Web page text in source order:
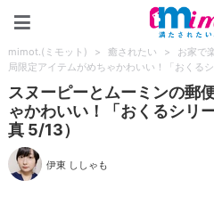
mimot.(ミモット) > 癒されたい > お家で
局限定アイテムがめちゃかわいい！「おくる
スヌーピーとムーミンの郵
ゃかわいい！「おくるシリ
真 5/13）
伊東 ししゃも